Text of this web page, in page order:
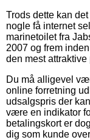
Trods dette kan
nogle få internet
marinetoilet fra
2007 og frem
den mest attraktive
Du må alligevel
online forretning
udsalgspris der
være en indikator
betalingskort er
dig som kunde